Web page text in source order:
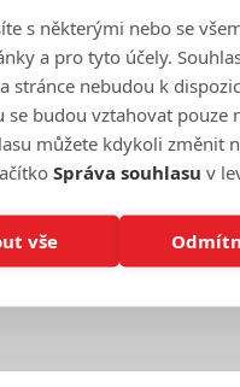
s některými nebo se
a pro tyto účely.
stránce nebudou k
se budou vztahovat pouze
můžete kdykoli změnit
Správa souhlasu v
vše